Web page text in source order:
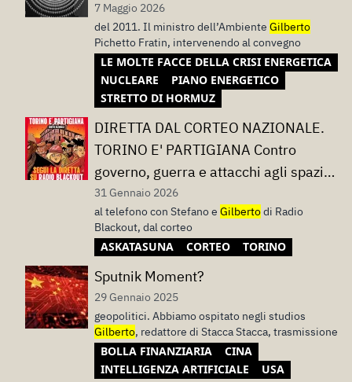
7 Maggio 2026
del 2011. Il ministro dell’Ambiente Gilberto
Pichetto Fratin, intervenendo al convegno
LE MOLTE FACCE DELLA CRISI ENERGETICA
NUCLEARE
PIANO ENERGETICO
STRETTO DI HORMUZ
DIRETTA DAL CORTEO NAZIONALE.
TORINO E' PARTIGIANA Contro
governo, guerra e attacchi agli spazi
sociali.
31 Gennaio 2026
al telefono con Stefano e Gilbertodi Radio
Blackout, dal corteo
ASKATASUNA CORTEO TORINO
Sputnik Moment?
29 Gennaio 2025
geopolitici. Abbiamo ospitato negli studios
Gilberto, redattore di Stacca Stacca, trasmissione
BOLLA FINANZIARIA
CINA
INTELLIGENZA ARTIFICIALE
USA